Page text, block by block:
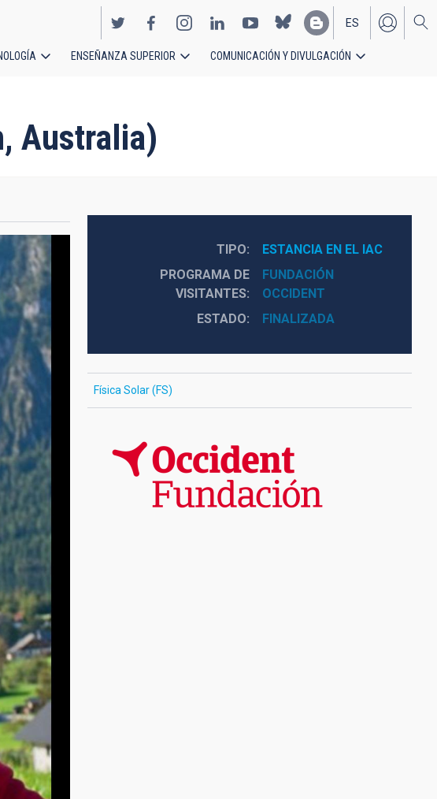
EN
ES
ENSEÑANZA SUPERIOR COMUNICACIÓN Y DIVULGACIÓN
Australia)
TIPO
ESTANCIA EN EL IAC
PROGRAMA DE
VISITANTES
FUNDACIÓN
OCCIDENT
ESTADO
FINALIZADA
Física Solar (FS)